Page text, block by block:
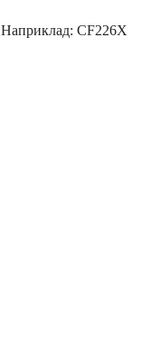
Наприклад: CF226X